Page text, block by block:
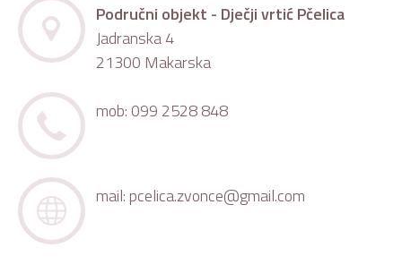
Područni objekt - Dječji vrtić Pčelica
Jadranska 4
21300 Makarska
mob: 099 2528 848
mail: pcelica.zvonce@gmail.com